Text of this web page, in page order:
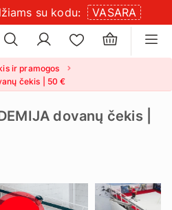
su kodu: VASARA
×
ir pramogos
čekis | 50 €
dovanų čekis |
slapukų
×